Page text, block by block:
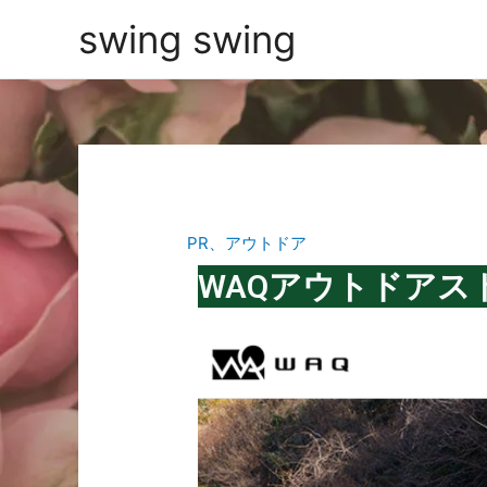
swing swing
PR、 アウトドア
WAQアウトドアス